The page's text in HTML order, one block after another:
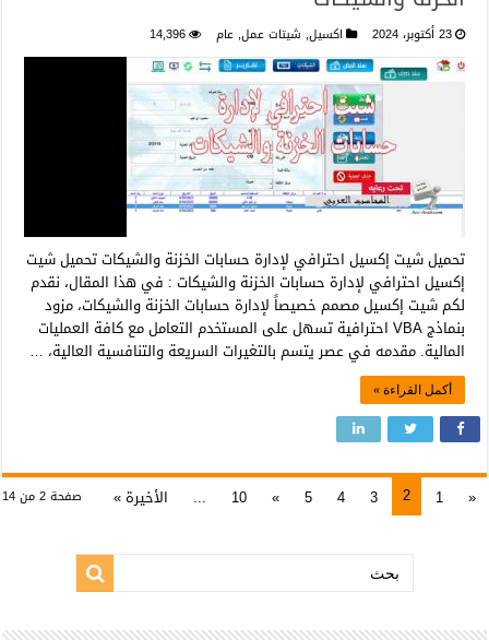
23 أكتوبر، 2024 اكسيل, شيتات عمل, عام 14,396
تحميل شيت إكسيل احترافي لإدارة حسابات الخزنة والشيكات تحميل شيت
إكسيل احترافي لإدارة حسابات الخزنة والشيكات : في هذا المقال، نقدم
لكم شيت إكسيل مصمم خصيصاً لإدارة حسابات الخزنة والشيكات، مزود
بنماذج VBA احترافية تسهل على المستخدم التعامل مع كافة العمليات
المالية. مقدمه في عصر يتسم بالتغيرات السريعة والتنافسية العالية، …
أكمل القراءة »
صفحة 2 من 14 «
1
2
3
4
5
»
10
... الأخيرة »
بحث: